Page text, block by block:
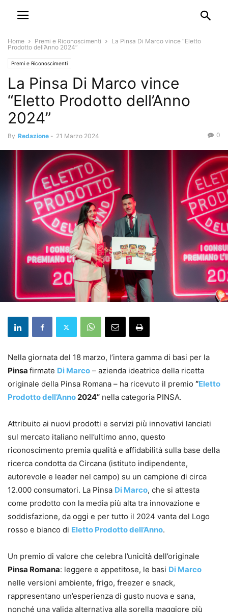
Home Premi e Riconoscimenti
La Pinsa Di Marco vince “Eletto
Prodotto dell’Anno 2024”
Premi e Riconoscimenti
La Pinsa Di Marco vince
“Eletto Prodotto dell’Anno
2024”
By Redazione - 21 Marzo 2024 0
Nella giornata del 18 marzo, l’intera gamma di basi per la
Pinsa firmate Di Marco – azienda ideatrice della ricetta
originale della Pinsa Romana – ha ricevuto il premio “Eletto
Prodotto dell’Anno2024” nella categoria PINSA.
Attribuito ai nuovi prodotti e servizi più innovativi lanciati
sul mercato italiano nell’ultimo anno, questo
riconoscimento premia qualità e affidabilità sulla base della
ricerca condotta da Circana (istituto indipendente,
autorevole e leader nel campo) su un campione di circa
12.000 consumatori. La Pinsa Di Marco, che si attesta
come prodotto con la media più alta tra innovazione e
soddisfazione, da oggi e per tutto il 2024 vanta del Logo
rosso e bianco di Eletto Prodotto dell’Anno.
Un premio di valore che celebra l’unicità dell’originale
Pinsa Romana: leggere e appetitose, le basi Di Marco
nelle versioni ambiente, frigo, freezer e snack,
rappresentano un’esperienza di gusto nuova e sana,
nonché una valida alternativa alla sorella maggiore più